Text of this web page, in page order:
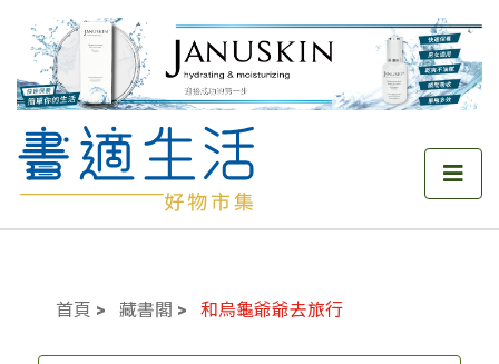
首頁 藏書閣 和烏龜爺爺去旅行